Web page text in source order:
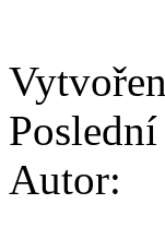
Autor: